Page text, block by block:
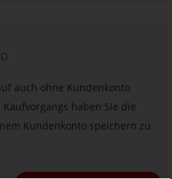
auch ohne Kundenkonto
haben Sie die
Kundenkonto speichern zu